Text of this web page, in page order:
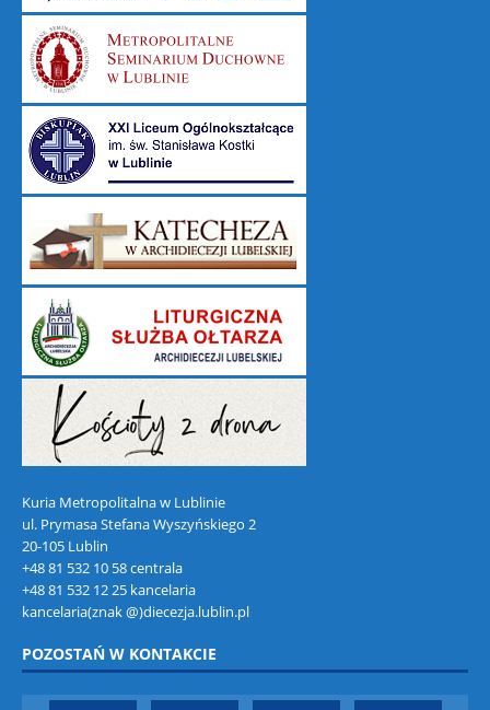
Kuria Metropolitalna w Lublinie
ul. Prymasa Stefana Wyszyńskiego 2
20-105 Lublin
+48 81 532 10 58 centrala
+48 81 532 12 25 kancelaria
kancelaria(znak @)diecezja.lublin.pl
POZOSTAŃ W KONTAKCIE